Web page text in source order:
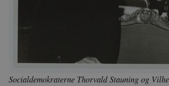
Socialdemokraterne Thorvald Stauning og